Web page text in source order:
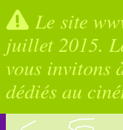
Le site
juillet 2015.
vous invitons
dédiés au